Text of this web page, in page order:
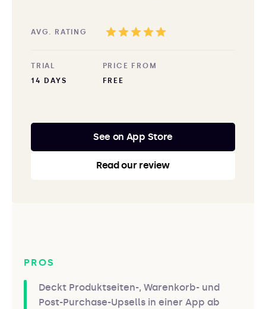
AVG. RATING
TRIAL
14 DAYS
PRICE FROM
FREE
See on App Store
Read our review
PROS
Deckt Produktseiten-, Warenkorb- und
Post-Purchase-Upsells in einer App ab